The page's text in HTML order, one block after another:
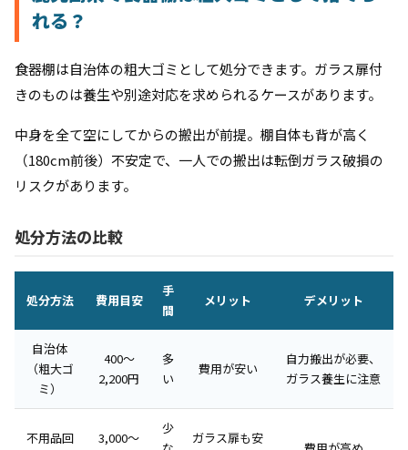
れる？
食器棚は自治体の粗大ゴミとして処分できます。ガラス扉付
きのものは養生や別途対応を求められるケースがあります。
中身を全て空にしてからの搬出が前提。棚自体も背が高く
（180cm前後）不安定で、一人での搬出は転倒ガラス破損の
リスクがあります。
処分方法の比較
処分方法 費用目安
手
間
メリット デメリット
自治体
（粗大ゴ
ミ）
400〜
2,200円
多
い
費用が安い
自力搬出が必要、
ガラス養生に注意
不用品回
3,000〜
少
ガラス扉も安